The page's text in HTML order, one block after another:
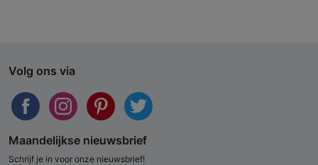
Volg ons via
Maandelijkse nieuwsbrief
Schrijf je in voor onze nieuwsbrief!